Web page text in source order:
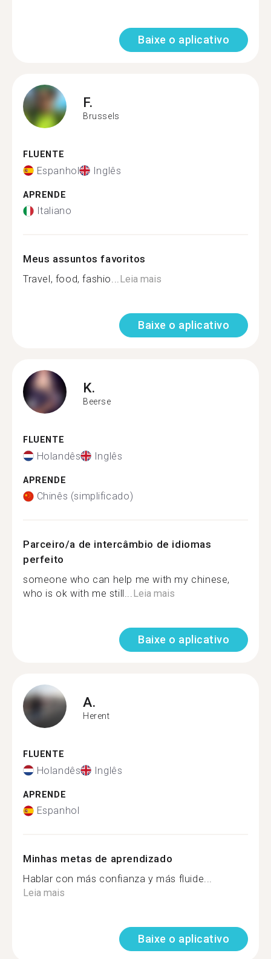
Baixe o aplicativo
F.
Brussels
FLUENTE
Espanhol Inglês
APRENDE
Italiano
Meus assuntos favoritos
Travel, food, fashio...Leia mais
Baixe o aplicativo
K.
Beerse
FLUENTE
Holandês Inglês
APRENDE
Chinês (simplificado)
Parceiro/a de intercâmbio de idiomas
perfeito
someone who can help me with my chinese,
who is ok with me still...Leia mais
Baixe o aplicativo
A.
Herent
FLUENTE
Holandês Inglês
APRENDE
Espanhol
Minhas metas de aprendizado
Hablar con más confianza y más fluide...
Leia mais
Baixe o aplicativo